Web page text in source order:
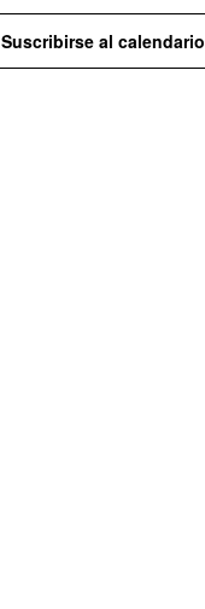
Suscribirse al calendario